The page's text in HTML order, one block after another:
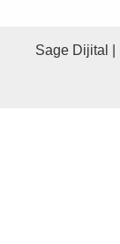
Sage Dijital